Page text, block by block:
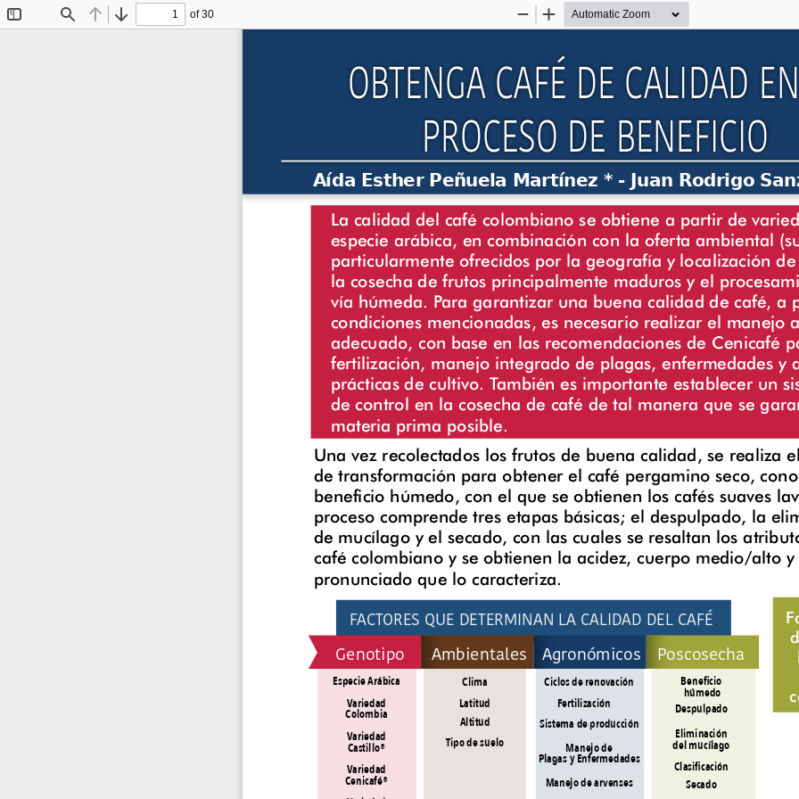
Find Previous
Next
of 30
Zoom
Zoom
OBTENGA CAFÉ DE CALIDAD
PROCESO DE BENEFICIO
Aída Esther Peñuela Martínez * - Juan Rodrigo
La calidad del café colombiano se obtiene a partir de
especie arábica, en combinación con la oferta ambiental
particularmente ofrecidos por la geografía y localización de
la cosecha de frutos principalmente maduros y el
vía húmeda. Para garantizar una buena calidad de café, a
condiciones mencionadas, es necesario realizar el manejo
adecuado, con base en las recomendaciones de Cenicafé
fertilización, manejo integrado de plagas, enfermedades y
prácticas de cultivo. También es importante establecer un
de control en la cosecha de café de tal manera que se
materia prima posible.
Una vez recolectados los frutos de buena calidad, se realiza
de transformación para obtener el café pergamino seco,
beneficio húmedo, con el que se obtienen los cafés suaves
proceso comprende tres etapas básicas; el despulpado, la
de mucílago y el secado, con las cuales se resaltan los
café colombiano y se obtienen la acidez, cuerpo medio/alto y
pronunciado que lo caracteriza.
Beneficio
húmedo
Despulpado
Clasificación
Eliminación
del mucílago
Secado
Manejo de arvenses
Manejo de
Plagas y Enfermedades
Fertilización
Sistema de producción
Ciclos de renovación
Tipo de suelo
Altitud
Latitud
Clima
Genotipo Ambientales Agronómicos Poscosecha
FACTORES QUE DETERMINAN LA CALIDAD DEL CAFÉ
Especie Arábica
Variedad
Colombia
Variedad
Castillo®
Variedad
Cenicafé®